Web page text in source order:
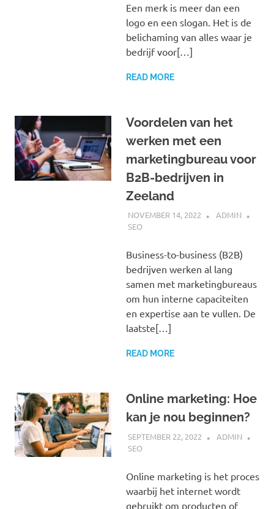
Een merk is meer dan een
logo en een slogan. Het is de
belichaming van alles waar je
bedrijf voor[…]
READ MORE
Voordelen van het
werken met een
marketingbureau voor
B2B-bedrijven in
Zeeland
NOVEMBER 14, 2022
ADMIN
SEO
Business-to-business (B2B)
bedrijven werken al lang
samen met marketingbureaus
om hun interne capaciteiten
en expertise aan te vullen. De
laatste[…]
READ MORE
Online marketing: Hoe
kan je nou beginnen?
SEPTEMBER 22, 2022
ADMIN
SEO
Online marketing is het proces
waarbij het internet wordt
gebruikt om producten of